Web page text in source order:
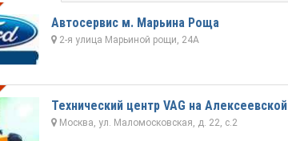
Автосервис м. Марьина Роща
2-я улица Марьиной рощи, 24А
Технический центр VAG на Алексеевской
Москва, ул. Маломосковская, д. 22, с.2